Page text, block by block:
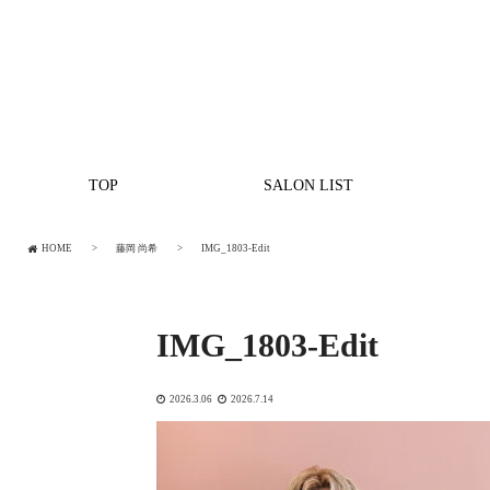
TOP SALON LIST
HOME 藤岡 尚希 IMG_1803-Edit
IMG_1803-Edit
2026.3.06 2026.7.14